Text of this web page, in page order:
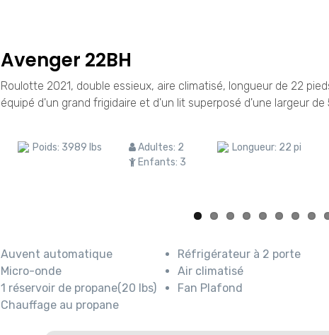
Avenger 22BH
Roulotte 2021, double essieux, aire climatisé, longueur de 22
équipé d'un grand frigidaire et d'un lit superposé d'une largeur de
Poids: 3989 lbs Adultes: 2
Enfants: 3
Longueur: 22 pi
Auvent automatique
Micro-onde
1 réservoir de propane(20 lbs)
Chauffage au propane
Réfrigérateur à 2 porte
Air climatisé
Fan Plafond